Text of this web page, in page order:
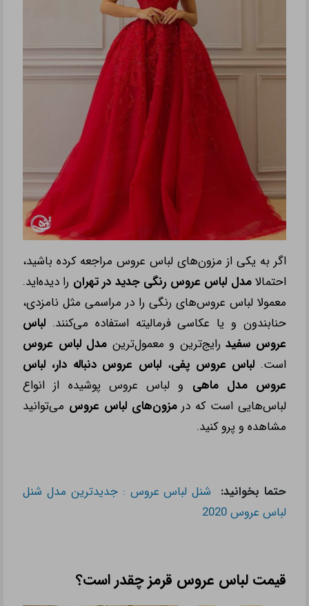
اگر به یکی از مزون‌های لباس عروس مراجعه کرده باشید،
احتمالا مدل لباس عروس رنگی جدید در تهران را دیده‌اید.
معمولا لباس عروس‌های رنگی را در مراسمی مثل نامزدی،
حنابندون و یا عکاسی فرمالیته استفاده می‌کنند. لباس
عروس سفید رایج‌ترین و معمول‌ترین مدل لباس عروس
است. لباس عروس پفی، لباس عروس دنباله دار، لباس
عروس مدل ماهی و لباس عروس پوشیده از انواع
لباس‌هایی است که درمزون‌های لباس عروس می‌توانید
مشاهده و پرو کنید.
حتما بخوانید: شنل لباس عروس : جدیدترین مدل شنل
لباس عروس 2020
قیمت لباس عروس قرمز چقدر است؟